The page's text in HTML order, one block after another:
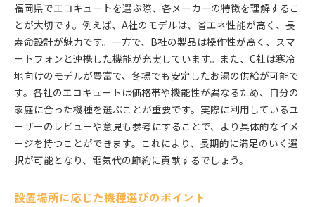
福岡県でエコキュートを選ぶ際、各メーカーの特徴を理解するこ
とが大切です。例えば、A社のモデルは、省エネ性能が高く、長
寿命設計が魅力です。一方で、B社の製品は操作性が高く、スマ
ートフォンと連携した機能が充実しています。また、C社は寒冷
地向けのモデルが豊富で、冬場でも安定したお湯の供給が可能で
す。各社のエコキュートは価格帯や機能性が異なるため、自分の
家庭に合った機種を選ぶことが重要です。実際に利用しているユ
ーザーのレビューや意見も参考にすることで、より具体的なイメ
ージを持つことができます。これにより、長期的に満足のいく選
択が可能となり、電気代の節約に貢献するでしょう。
設置場所に応じた機種選びのポイント